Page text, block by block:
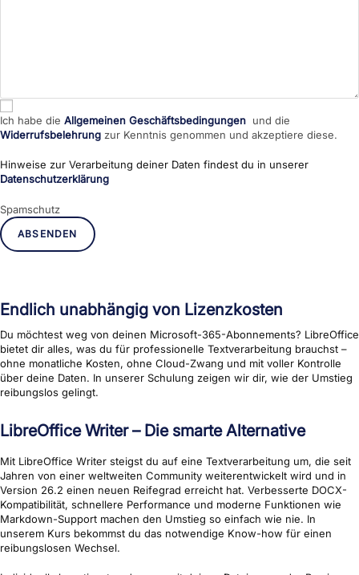
Ich habe die Allgemeinen Geschäftsbedingungen und die
Widerrufsbelehrung zur Kenntnis genommen und akzeptiere diese.
Hinweise zur Verarbeitung deiner Daten findest du in unserer
Datenschutzerklärung
Spamschutz
ABSENDEN
Endlich unabhängig von Lizenzkosten
Du möchtest weg von deinen Microsoft-365-Abonnements? LibreOffice
bietet dir alles, was du für professionelle Textverarbeitung brauchst –
ohne monatliche Kosten, ohne Cloud-Zwang und mit voller Kontrolle
über deine Daten. In unserer Schulung zeigen wir dir, wie der Umstieg
reibungslos gelingt.
LibreOffice Writer – Die smarte Alternative
Mit LibreOffice Writer steigst du auf eine Textverarbeitung um, die seit
Jahren von einer weltweiten Community weiterentwickelt wird und in
Version 26.2 einen neuen Reifegrad erreicht hat. Verbesserte DOCX-
Kompatibilität, schnellere Performance und moderne Funktionen wie
Markdown-Support machen den Umstieg so einfach wie nie. In
unserem Kurs bekommst du das notwendige Know-how für einen
reibungslosen Wechsel.